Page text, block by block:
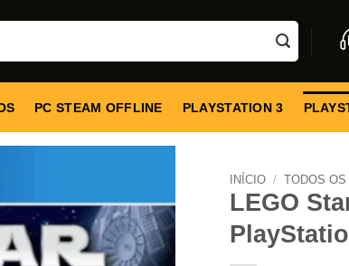
PC STEAM OFFLINE PLAYSTATION 3
INÍCIO / TODOS
LEGO